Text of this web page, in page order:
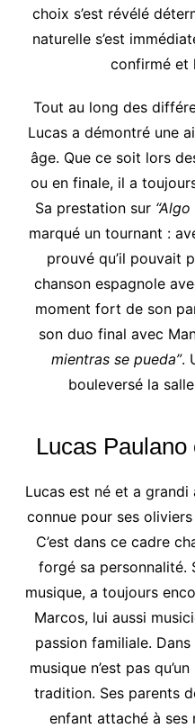
choix s’est révélé
naturelle s’est
confirmé et
Tout au long des
Lucas a démontré une
âge. Que ce soit lors
ou en finale, il a
Sa prestation sur
marqué un tournant :
prouvé qu’il pouvait
chanson espagnole
moment fort de son
son duo final avec
mientras se pueda”.
bouleversé la
Lucas
Lucas est né et a grandi
connue pour ses
C’est dans ce cadre
forgé sa personnalité.
musique, a toujours
Marcos, lui aussi
passion familiale.
musique n’est pas
tradition. Ses parents
enfant attaché à ses